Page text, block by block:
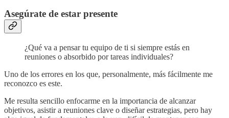
Asegúrate de estar presente
¿Qué va a pensar tu equipo de ti si siempre estás en
reuniones o absorbido por tareas individuales?
Uno de los errores en los que, personalmente, más fácilmente me
reconozco es este.
Me resulta sencillo enfocarme en la importancia de alcanzar
objetivos, asistir a reuniones clave o diseñar estrategias, pero hay